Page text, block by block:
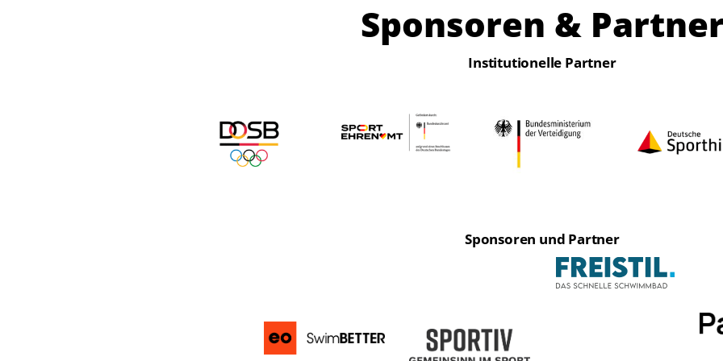
Sponsoren &
Institutionelle Partner
Sponsoren und Partner